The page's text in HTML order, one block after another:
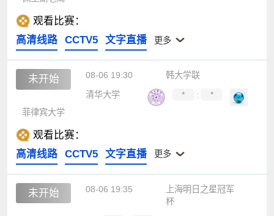
观看比赛：
高清线路
CCTV5 文字直播 更多
未开始 08-06 19:30
韩大学联
清华大学
* :
*
菲律宾大学
观看比赛：
高清线路
CCTV5 文字直播 更多
未开始 08-06 19:35
上海明日之星冠军
杯